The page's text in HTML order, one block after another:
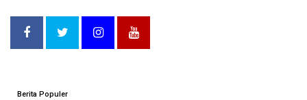
Berita Populer